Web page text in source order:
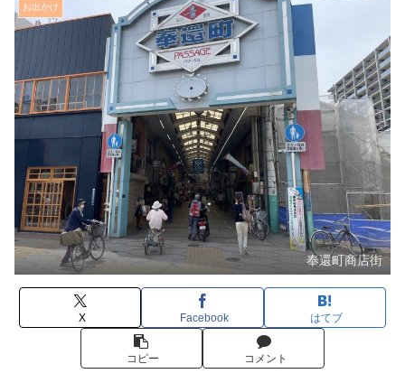
お出かけ
奉還町商店街
X Facebook はてブ
コピー コメント